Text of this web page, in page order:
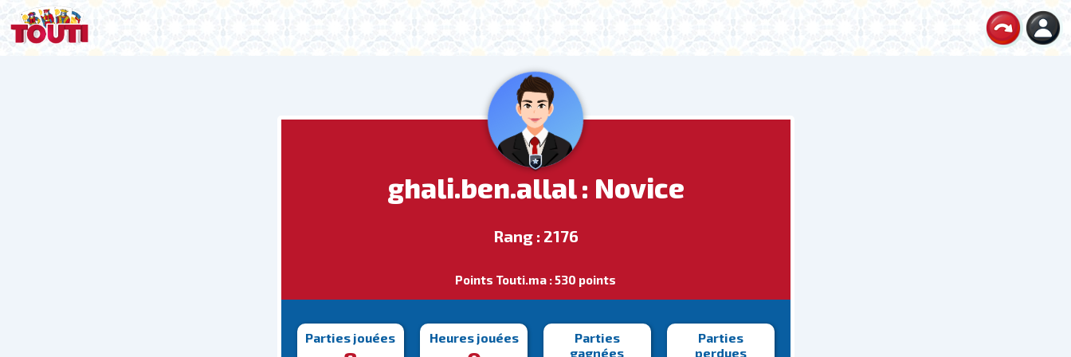
ghali.ben.allal : Novice
Rang : 2176
Points Touti.ma : 530 points
Parties jouées Heures jouées
Parties
gagnées
Parties
perdues